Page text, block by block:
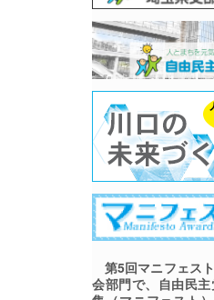
第5回マニフェス
会部門で、自由民